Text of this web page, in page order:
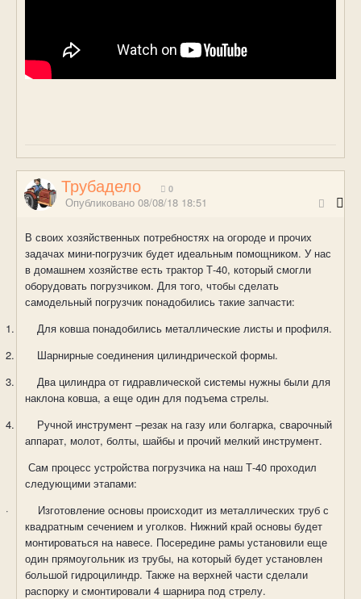
Трубадело 0
Опубликовано 08/08/18 18:51
В своих хозяйственных потребностях на огороде и прочих
задачах мини-погрузчик будет идеальным помощником. У нас
в домашнем хозяйстве есть трактор Т-40, который смогли
оборудовать погрузчиком. Для того, чтобы сделать
самодельный погрузчик понадобились такие запчасти:
1.
Для ковша понадобились металлические листы и профиля.
2.
Шарнирные соединения цилиндрической формы.
3.
Два цилиндра от гидравлической системы нужны были для
наклона ковша, а еще один для подъема стрелы.
4.
Ручной инструмент –резак на газу или болгарка, сварочный
аппарат, молот, болты, шайбы и прочий мелкий инструмент.
Сам процесс устройства погрузчика на наш Т-40 проходил
следующими этапами:
·
Изготовление основы происходит из металлических труб с
квадратным сечением и уголков. Нижний край основы будет
монтироваться на навесе. Посередине рамы установили еще
один прямоугольник из трубы, на который будет установлен
большой гидроцилиндр. Также на верхней части сделали
распорку и смонтировали 4 шарнира под стрелу.